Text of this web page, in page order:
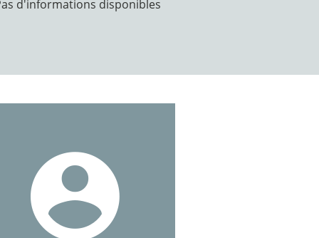
d'informations disponibles